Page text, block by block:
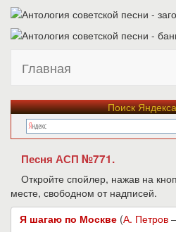
Главная
Поиск
Песня АСП №771.
Откройте спойлер, нажав на
месте, свободном от надписей.
Я шагаю по Москве (А. Петров –